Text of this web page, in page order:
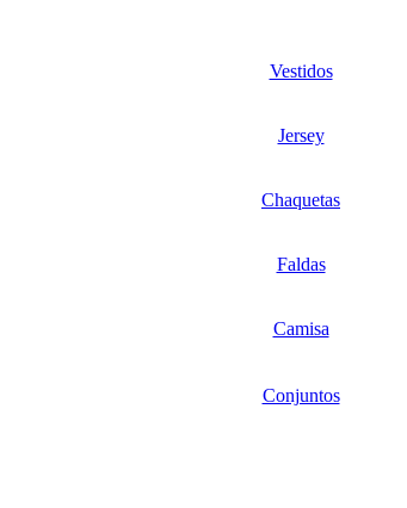
Vestidos
Jersey
Chaquetas
Faldas
Camisa
Conjuntos